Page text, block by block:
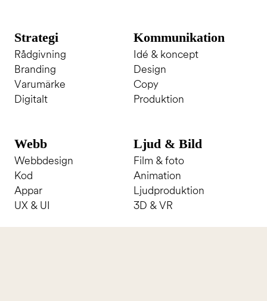
Strategi
Rådgivning
Branding
Varumärke
Digitalt
Kommunikation
Idé & koncept
Design
Copy
Produktion
Webb
Webbdesign
Kod
Appar
UX & UI
Ljud & Bild
Film & foto
Animation
Ljudproduktion
3D & VR